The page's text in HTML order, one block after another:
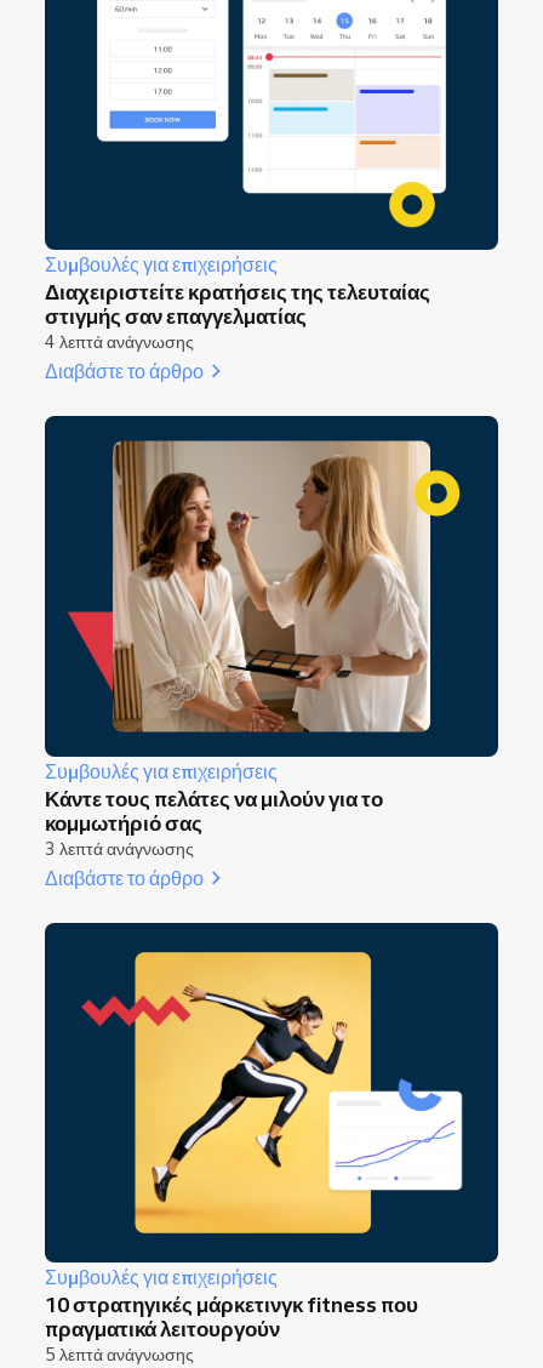
Συμβουλές για επιχειρήσεις
Διαχειριστείτε κρατήσεις της τελευταίας
στιγμής σαν επαγγελματίας
4 λεπτά ανάγνωσης
Διαβάστε το άρθρο
Συμβουλές για επιχειρήσεις
Κάντε τους πελάτες να μιλούν για το
κομμωτήριό σας
3 λεπτά ανάγνωσης
Διαβάστε το άρθρο
Συμβουλές για επιχειρήσεις
10 στρατηγικές μάρκετινγκ fitness που
πραγματικά λειτουργούν
5 λεπτά ανάγνωσης